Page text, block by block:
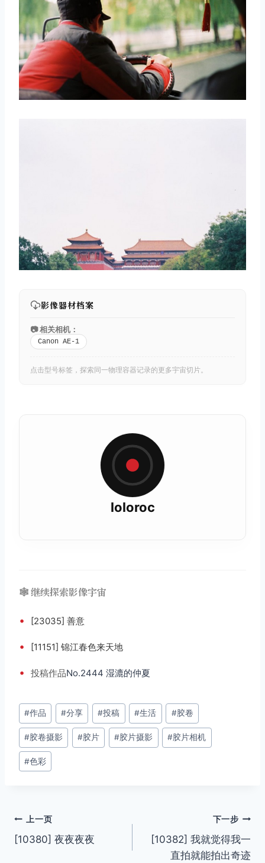
影像器材档案
📷 相关相机：
Canon AE-1
点击型号标签，探索同一物理容器记录的更多宇宙切片。
loloroc
🕸️ 继续探索影像宇宙
• [23035] 善意
• [11151] 锦江春色来天地
• 投稿作品No.2444 湿漉的仲夏
文
章
标
签：
#作品 #分享 #投稿 #生活 #胶卷
#胶卷摄影 #胶片 #胶片摄影 #胶片相机
#色彩
文
章
上一页
[10380] 夜夜夜夜
下一步
[10382] 我就觉得我一
直拍就能拍出奇迹
取消 搜索